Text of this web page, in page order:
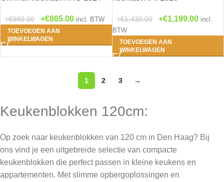
€980.00 €865.00 incl. BTW
TOEVOEGEN AAN
WINKELWAGEN
€1,430.00 €1,199.00 incl.
BTW
TOEVOEGEN AAN
WINKELWAGEN
1 2 3 →
Keukenblokken 120cm:
Op zoek naar keukenblokken van 120 cm in Den Haag? Bij
ons vind je een uitgebreide selectie van compacte
keukenblokken die perfect passen in kleine keukens en
appartementen. Met slimme opbergoplossingen en